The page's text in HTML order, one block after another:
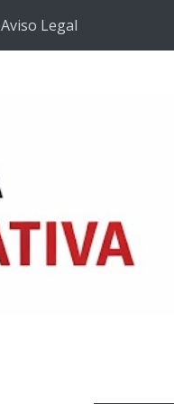
Aviso Legal